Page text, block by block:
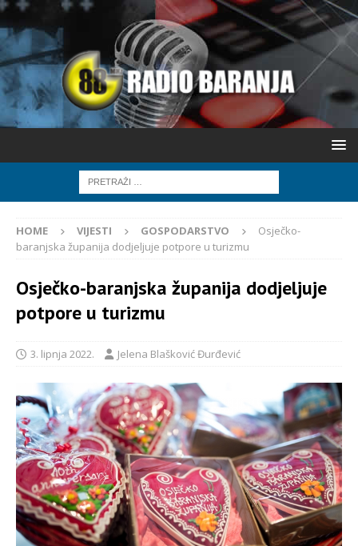
HOME VIJESTI GOSPODARSTVO
Osječko-
baranjska županija dodjeljuje potpore u turizmu
Osječko-baranjska županija dodjeljuje
potpore u turizmu
3. lipnja 2022. Jelena Blašković Đurđević